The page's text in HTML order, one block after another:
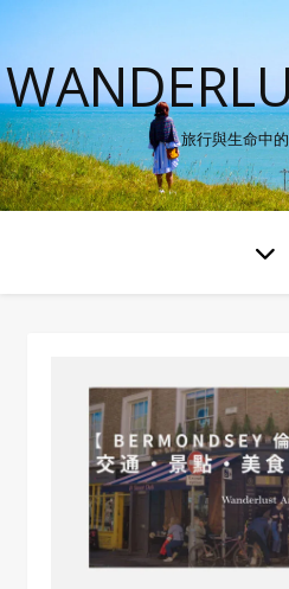
旅行與生命中